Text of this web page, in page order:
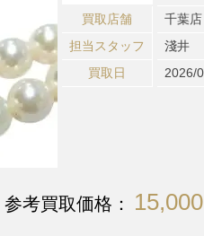
買取店舗
千葉店
担当スタッフ
淺井
買取日
2026/
参考買取価格： 15,000